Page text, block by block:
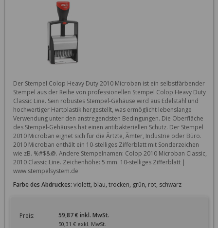
Der Stempel Colop Heavy Duty 2010 Microban ist ein selbstfärbender
Stempel aus der Reihe von professionellen Stempel Colop Heavy Duty
Classic Line. Sein robustes Stempel-Gehäuse wird aus Edelstahl und
hochwertiger Hartplastik hergestellt, was ermöglicht lebenslange
Verwendung unter den anstregendsten Bedingungen. Die Oberfläche
des Stempel-Gehäuses hat einen antibakteriellen Schutz. Der Stempel
2010 Microban eignet sich für die Ärtzte, Ämter, Industrie oder Büro.
2010 Microban enthält ein 10-stelliges Zifferblatt mit Sonderzeichen
wie zB. %#$&@. Andere Stempelnamen: Colop 2010 Microban Classic,
2010 Classic Line. Zeichenhöhe: 5 mm. 10-stelliges Zifferblatt |
www.stempelsystem.de
Farbe des Abdruckes: violett, blau, trocken, grün, rot, schwarz
Preis: 59,87 € inkl. MwSt.
50,31 € exkl. MwSt.